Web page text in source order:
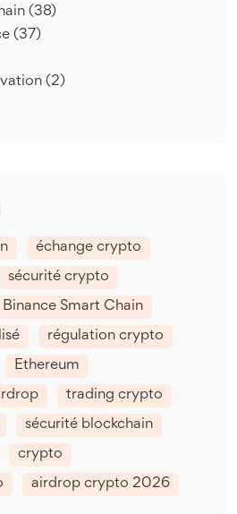
(38)
(37)
(2)
échange crypto
sécurité crypto
Binance Smart Chain
régulation crypto
Ethereum
trading crypto
sécurité blockchain
crypto
airdrop crypto 2026